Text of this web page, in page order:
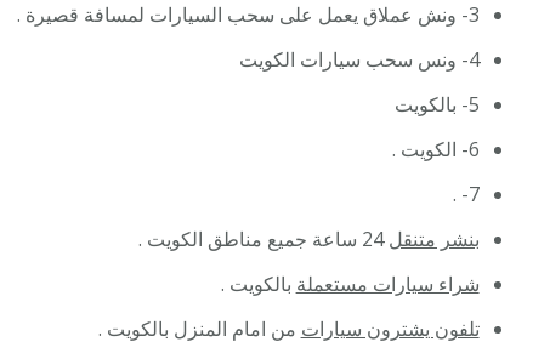
3- ونش عملاق يعمل على سحب السيارات لمسافة قصيرة .
4- ونس سحب سيارات الكويت
5- بالكويت
6- الكويت .
7- .
بنشر متنقل24 ساعة جميع مناطق الكويت .
شراء سيارات مستعملة بالكويت .
تلفون يشترون سيارات من امام المنزل بالكويت .